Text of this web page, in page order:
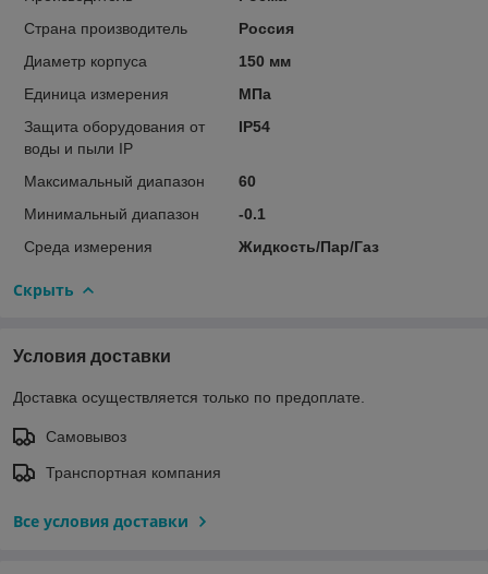
Страна производитель
Россия
Диаметр корпуса
150 мм
Единица измерения
МПа
Защита оборудования от
воды и пыли IP
IP54
Максимальный диапазон
60
Минимальный диапазон
-0.1
Среда измерения
Жидкость/Пар/Газ
Скрыть
Условия доставки
Доставка осуществляется только по предоплате.
Самовывоз
Транспортная компания
Все условия доставки